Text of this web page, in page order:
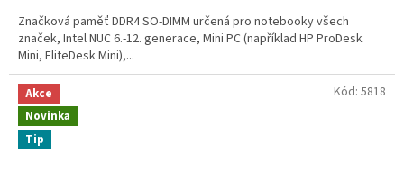
Značková paměť DDR4 SO-DIMM určená pro notebooky všech
značek, Intel NUC 6.-12. generace, Mini PC (například HP ProDesk
Mini, EliteDesk Mini),...
Akce
Novinka
Tip
Kód: 5818